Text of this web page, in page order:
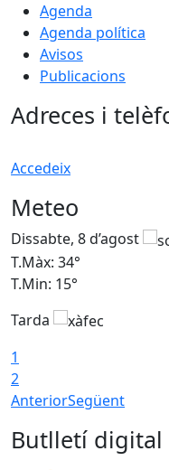
Agenda
Agenda política
Avisos
Publicacions
Adreces i
Accedeix
Meteo
Dissabte, 8 d’agost
T.Màx: 34°
T.Min: 15°
Tarda
1
2
AnteriorSegüent
Butlletí digital